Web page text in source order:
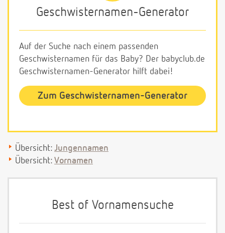
Geschwisternamen-Generator
Auf der Suche nach einem passenden
Geschwisternamen für das Baby? Der babyclub.de
Geschwisternamen-Generator hilft dabei!
Zum Geschwisternamen-Generator
Übersicht: Jungennamen
Übersicht: Vornamen
Best of Vornamensuche